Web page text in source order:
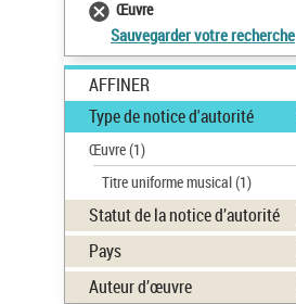
Œuvre
Sauvegarder votre recherche
AFFINER
Type de notice d'autorité
Œuvre(1)
Titre uniforme musical(1)
Statut de la notice d’autorité
Pays
Auteur d’œuvre